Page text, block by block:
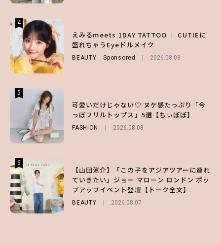
4
えみるmeets 1DAY TATTOO ｜ CUTIEに
盛れちゃうEyeドルメイク
BEAUTY Sponsored 2026.08.03
5
可愛いだけじゃない♡ ヌケ感たっぷり「今
っぽフリルトップス」5選【ちぃぽぽ】
FASHION 2026.08.08
6
【山田涼介】「この子をアジアツアーに連れ
ていきたい」ジョー マローン ロンドン ポッ
プアップイベント登壇【トーク全文】
BEAUTY 2026.08.07
4
【大原優乃】夏メイクはプレイフルに！ドキ
ッとしちゃう色っぽ“うるみ目”のつくり方
BEAUTY 2026.08.01
5
えみるmeets 1DAY TATTOO ｜ CUTIEに
盛れちゃうEyeドルメイク
BEAUTY Sponsored
6
【ハローキティ】がスシローと初コラボ♡
第1弾の気になるメニュー＆限定グッズを総
チェック！
LIFESTYLE 2026.07.31
4
【ハローキティ】がスシローと初コラボ♡
第1弾の気になるメニュー＆限定グッズを総
チェック！
2026.07.31
5
【夏ヘアのくずれ・うねりに】ヘアメイク夢
月直伝♡ ドライシャンプー「バティスト」
を使ったプロ級スタイリング3選
Sponsored
6
【GU】夏の“主役級”アイテム決定！ヘルシ
ー＆可愛すぎる「大人の肌見せ」トップス3
選
FASHION 2026.07.19